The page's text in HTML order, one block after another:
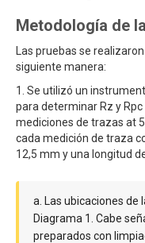
Metodología de
Las pruebas se
siguiente manera:
1. Se utilizó un
para determinar Rz y
mediciones de trazas at
cada medición de traza
12,5 mm y una longitud
a. Las ubicaciones de
Diagrama 1. Cabe
preparados con